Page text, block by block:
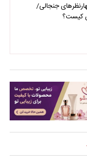
جنجالی/
کیست؟